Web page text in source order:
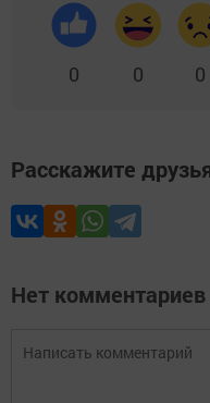
0 0 0
Расскажите
Нет комментариев